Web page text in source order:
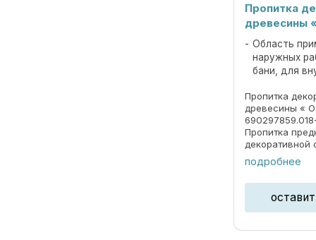
Пропитка
древесины
Область
наружных
бани, для
Пропитка
древесины «
Пропитка
декоративной
под ценные
подробнее